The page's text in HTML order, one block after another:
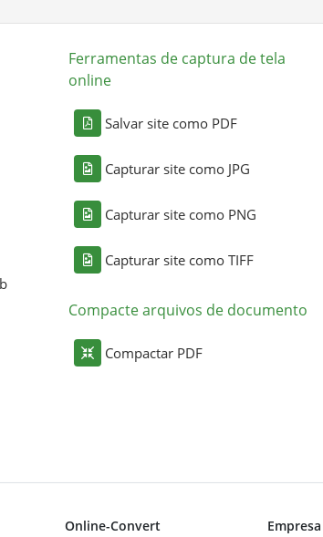
Ferramentas de captura de tela
online
Salvar site como PDF
Capturar site como JPG
Capturar site como PNG
Capturar site como TIFF
Compacte arquivos de documento
Compactar PDF
Online-Convert Empresa